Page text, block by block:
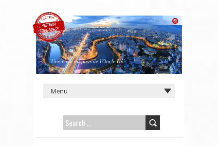
Une virée au pays de l'Oncle Hô...
SEARCH